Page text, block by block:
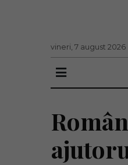
vineri, 7 august 2026